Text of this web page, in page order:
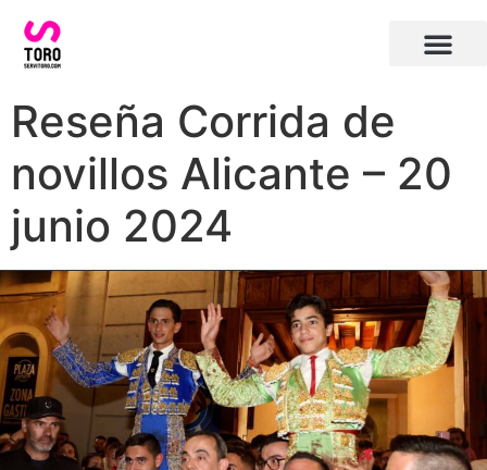
Reseña Corrida de
novillos Alicante – 20
junio 2024